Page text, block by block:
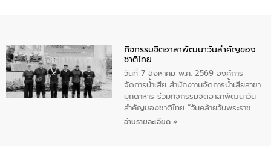
กิจกรรมจิตอาสาพัฒนาวันสําคัญของ
ชาติไทย
วันที่ 7 สิงหาคม พ.ศ. 2569 องค์การ
จัดการน้ำเสีย สำนักงาานจัดการน้ำเสียสาขา
มุกดาหาร ร่วมกิจกรรมจิตอาสาพัฒนาวัน
สําคัญของชาติไทย “วันคล้ายวันพระราช
สมภพ สมเด็จพระนางเจ้าสิริกิติ์พระบรม
อ่านรายละเอียด »